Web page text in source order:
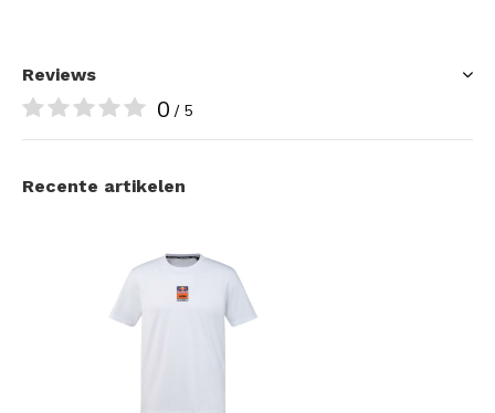
Reviews
0 / 5
Recente artikelen